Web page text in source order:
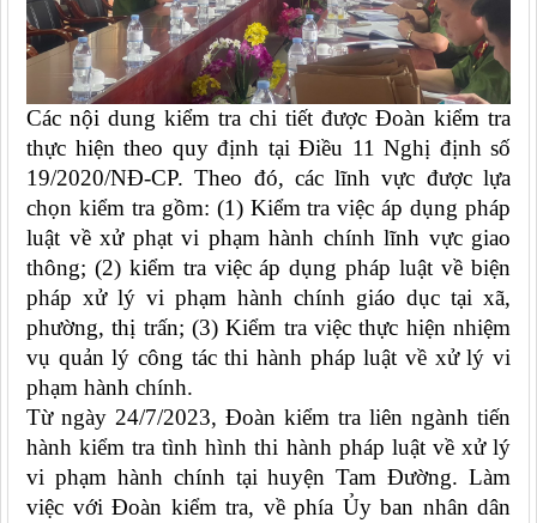
Các nội dung kiểm tra chi tiết được Đoàn kiểm tra
thực hiện theo quy định tại Điều 11 Nghị định số
19/2020/NĐ-CP. Theo đó, các lĩnh vực được lựa
chọn kiểm tra gồm: (1) Kiểm tra việc áp dụng pháp
luật về xử phạt vi phạm hành chính lĩnh vực giao
thông; (2) kiểm tra việc áp dụng pháp luật về biện
pháp xử lý vi phạm hành chính giáo dục tại xã,
phường, thị trấn; (3) Kiểm tra việc thực hiện nhiệm
vụ quản lý công tác thi hành pháp luật về xử lý vi
phạm hành chính.
Từ ngày 24/7/2023, Đoàn kiểm tra liên ngành tiến
hành kiểm tra tình hình thi hành pháp luật về xử lý
vi phạm hành chính tại huyện Tam Đường. Làm
việc với Đoàn kiểm tra, về phía Ủy ban nhân dân